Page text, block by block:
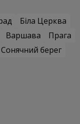
Біла Церква
Варшава
Прага
Сонячний берег